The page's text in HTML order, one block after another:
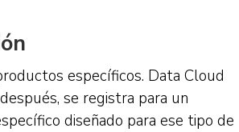
específicos. Data Cloud
se registra para un
diseñado para ese tipo de